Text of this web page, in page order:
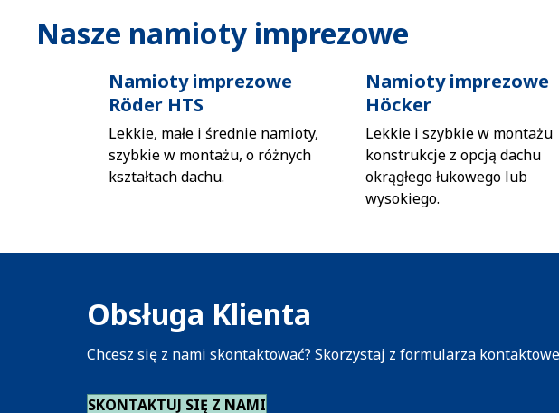
Nasze namioty imprezowe
Namioty imprezowe
Röder HTS
Lekkie, małe i średnie namioty,
szybkie w montażu, o różnych
kształtach dachu.
Namioty imprezowe
Höcker
Lekkie i szybkie w montażu
konstrukcje z opcją dachu
okrągłego łukowego lub
wysokiego.
Obsługa Klienta
Chcesz się z nami skontaktować? Skorzystaj z formularza
SKONTAKTUJ SIĘ Z NAMI